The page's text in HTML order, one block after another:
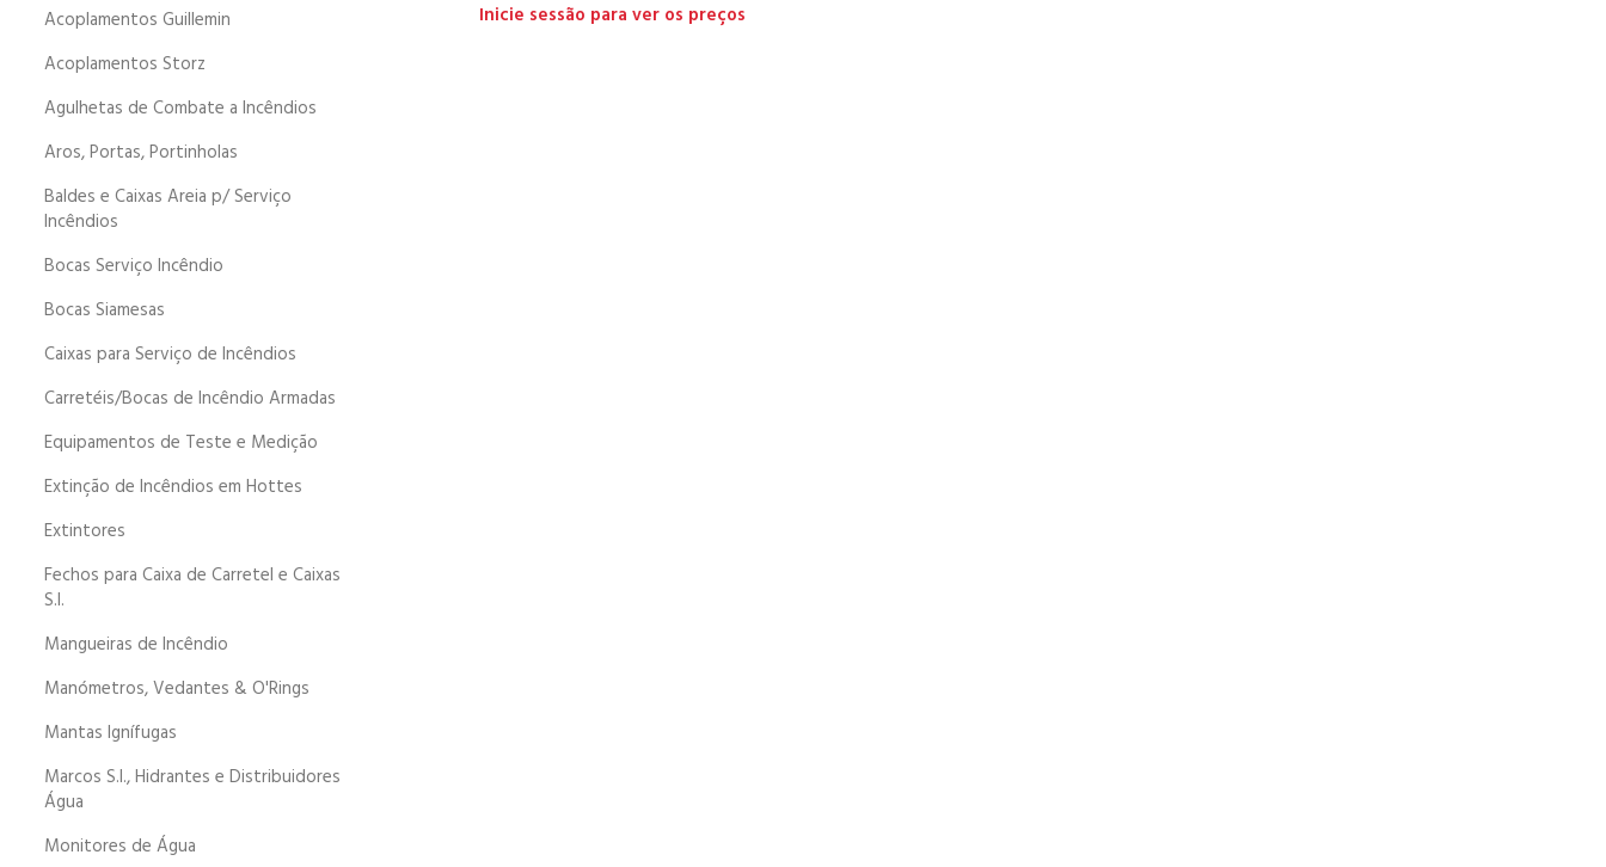
Acoplamentos Guillemin
Acoplamentos Storz
Agulhetas de Combate a Incêndios
Aros, Portas, Portinholas
Baldes e Caixas Areia p/ Serviço
Incêndios
Bocas Serviço Incêndio
Bocas Siamesas
Caixas para Serviço de Incêndios
Carretéis/Bocas de Incêndio Armadas
Equipamentos de Teste e Medição
Extinção de Incêndios em Hottes
Extintores
Fechos para Caixa de Carretel e Caixas
S.I.
Mangueiras de Incêndio
Manómetros, Vedantes & O'Rings
Mantas Ignífugas
Marcos S.I., Hidrantes e Distribuidores
Água
Monitores de Água
Inicie sessão para ver os preços